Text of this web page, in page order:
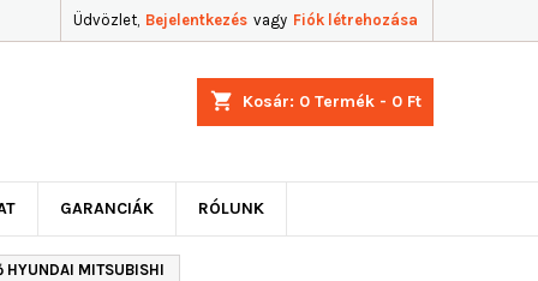
Üdvözlet, Bejelentkezés vagy Fiók létrehozása
shopping_cart Kosár: 0 Termék - 0 Ft
GARANCIÁK RÓLUNK
MITSUBISHI